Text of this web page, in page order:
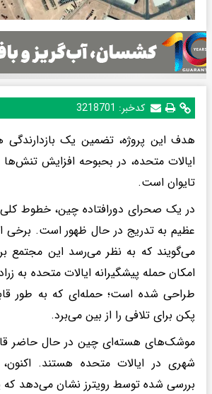
کدخبر: 3218701
هدف این پروژه، تضمین یک بازدارندگی
ایالات متحده، در بحبوحه افزایش
تایوان است.
در یک صحرای دورافتاده چین، خطوط
عظیم به تدریج در حال ظهور است. برخی
می‌گویند که به نظر می‌رسد این مجتمع
امکان حمله پیشگیرانه ایالات متحده به
طراحی شده است؛ حمله‌ای که به طور
پکن برای تلافی را از بین می‌برد.
موشک‌های هسته‌ای چین در حال حاضر
شهری در ایالات متحده هستند. اکنون،
بررسی شده توسط رویترز نشان می‌دهد